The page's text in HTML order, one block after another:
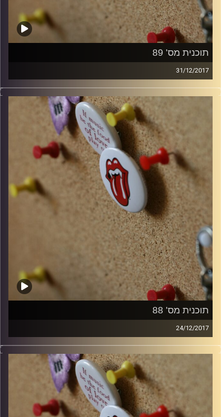
תוכנית מס' 89
31/12/2017
קלאסיקות רוק עם אורן הוף.
włodi
תוכנית מס' 88
24/12/2017
קלאסיקות רוק עם אורן הוף.
włodi